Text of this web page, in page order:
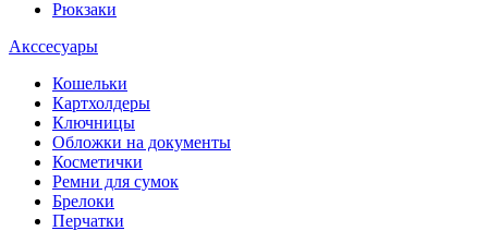
Рюкзаки
Акссесуары
Кошельки
Картхолдеры
Ключницы
Обложки на документы
Косметички
Ремни для сумок
Брелоки
Перчатки